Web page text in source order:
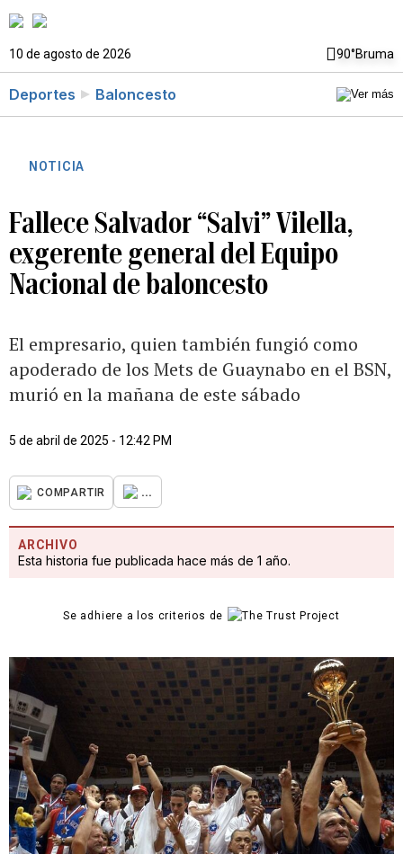
10 de agosto de 2026 90°Bruma
Deportes Baloncesto
NOTICIA
Fallece Salvador “Salvi” Vilella,
exgerente general del Equipo
Nacional de baloncesto
El empresario, quien también fungió como
apoderado de los Mets de Guaynabo en el BSN,
murió en la mañana de este sábado
5 de abril de 2025 - 12:42 PM
COMPARTIR ...
ARCHIVO
Esta historia fue publicada hace más de 1 año.
Se adhiere a los criterios de